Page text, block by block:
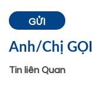
Anh/Chị
Tin liên Quan